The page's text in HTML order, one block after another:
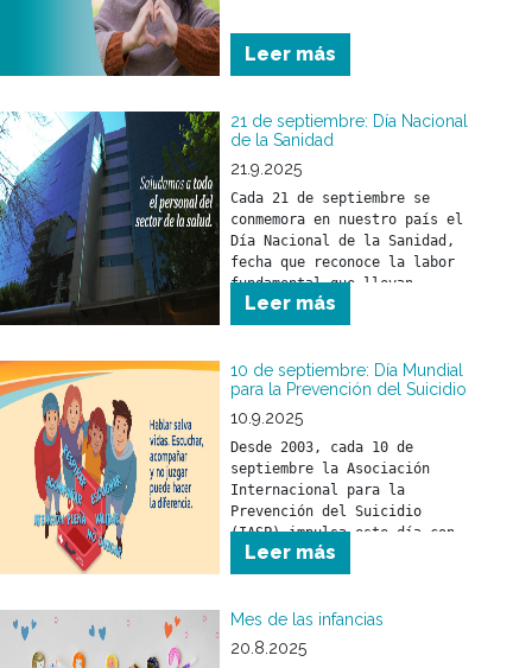
Leer más
21 de septiembre: Día Nacional
de la Sanidad
21.9.2025
Cada 21 de septiembre se
conmemora en nuestro país el
Día Nacional de la Sanidad,
fecha que reconoce la labor
fundamental que llevan
adelante los trabajadores y
trabajadoras del sector
Leer más
10 de septiembre: Día Mundial
para la Prevención del Suicidio
10.9.2025
Desde 2003, cada 10 de
septiembre la Asociación
Internacional para la
Prevención del Suicidio
(IASP) impulsa este día con
el objetivo de promover
compromisos y acciones
Leer más
Mes de las infancias
20.8.2025